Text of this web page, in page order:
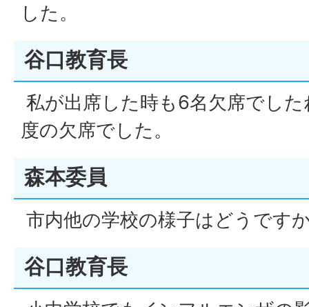
した。
谷口教育長
私が出席した時も6名欠席でし
度の欠席でした。
森本委員
市内他の学校の様子はどうです
谷口教育長